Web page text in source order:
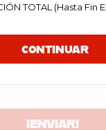
TOTAL (Hasta Fin
CONTINUAR